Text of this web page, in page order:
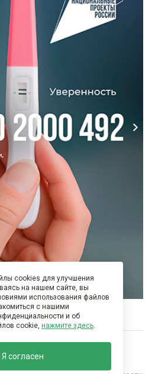
районная больница с
Все права защищены 2026 г.
cookies для улучшения
на нашем сайте, вы
использования файлов
с нашими
и об
cookie, нажмите здесь.
Я согласен